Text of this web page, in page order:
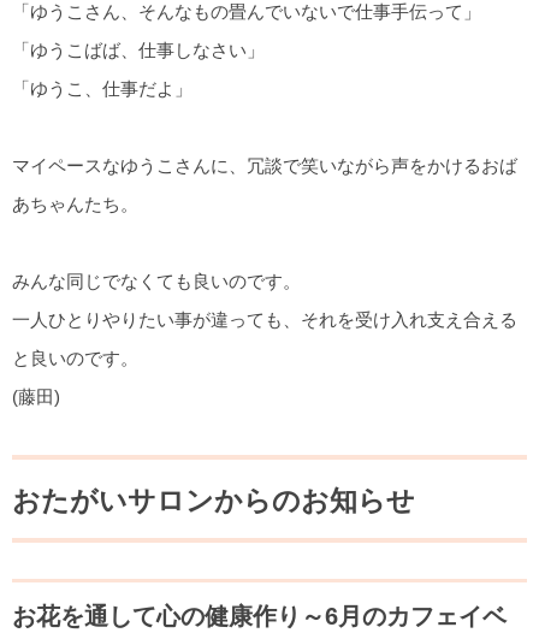
「ゆうこさん、そんなもの畳んでいないで仕事手伝って」
「ゆうこばば、仕事しなさい」
「ゆうこ、仕事だよ」
マイペースなゆうこさんに、冗談で笑いながら声をかけるおば
あちゃんたち。
みんな同じでなくても良いのです。
一人ひとりやりたい事が違っても、それを受け入れ支え合える
と良いのです。
(藤田)
おたがいサロンからのお知らせ
お花を通して心の健康作り～6月のカフェイベ